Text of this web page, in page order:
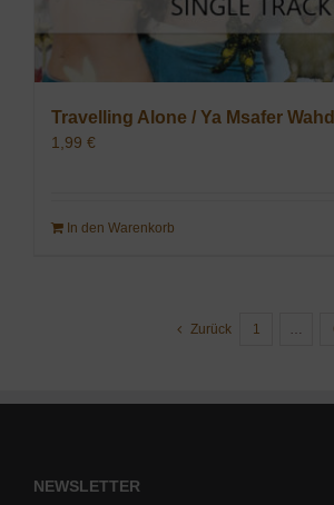
Travelling Alone / Ya Msafer
1,99 €
In den Warenkorb
Zurück 1
NEWSLETTER